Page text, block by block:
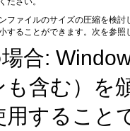
ファイルのサイズの圧縮を検
することができます。次を参照
合:
含む）を
用すること